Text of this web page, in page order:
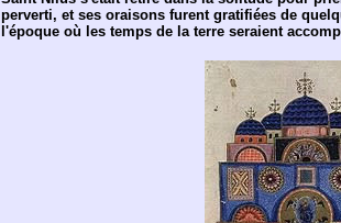
perverti, et ses oraisons furent gratifiées de
l'époque où les temps de la terre seraient